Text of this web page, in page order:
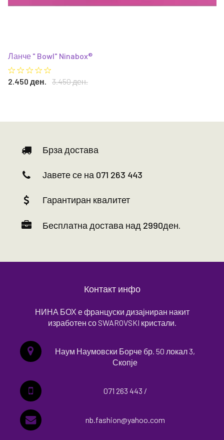
Ланче " Bowl" Ninabox®
2.450 ден. 3.450 ден.
Брза достава
Јавете се на 071 263 443
Гарантиран квалитет
Бесплатна достава над 2990ден.
Контакт инфо
НИНА БОХ е француски дизајниран накит
изработен со SWAROVSKI кристали.
Наум Наумовски Борче бр. 50 локал 3,
Скопје
071 263 443 /
nb.fashion@yahoo.com